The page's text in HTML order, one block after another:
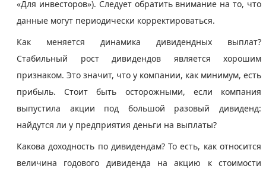
«Для инвесторов»). Следует обратить внимание на то, что
данные могут периодически корректироваться.
Как меняется динамика дивидендных выплат?
Стабильный рост дивидендов является хорошим
признаком. Это значит, что у компании, как минимум, есть
прибыль. Стоит быть осторожными, если компания
выпустила акции под большой разовый дивиденд:
найдутся ли у предприятия деньги на выплаты?
Какова доходность по дивидендам? То есть, как относится
величина годового дивиденда на акцию к стоимости